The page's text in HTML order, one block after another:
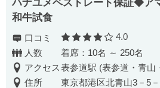
ハナユメベストレート保証◆ア
和牛試食
口コミ 口コミ評価
4.0
人数
着席：10名 ～ 250名
アクセス表参道駅 (表参道・青山
住所
東京都港区北青山3－5